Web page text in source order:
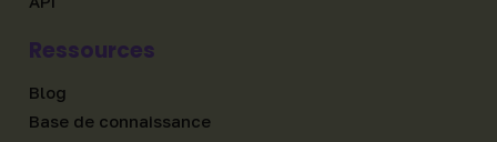
Ressources
Blog
Base de connaissance